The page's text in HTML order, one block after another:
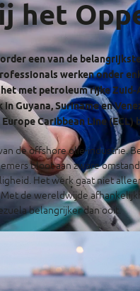
het
een van de
werken onder
met petroleum rijke
Guyana, Suriname en
Caribbean Line (ECL)
de offshore olie-industrie.
bloot aan zware
Het werk gaat niet
de wereldwijde
belangrijker dan ooit.